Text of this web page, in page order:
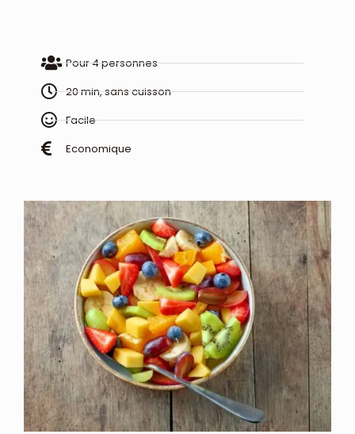
Pour 4 personnes
20 min, sans cuisson
Facile
Economique